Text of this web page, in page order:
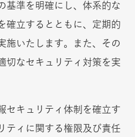
基準を明確にし、体系的な
確立するとともに、定期的
施いたします。また、その
切なセキュリティ対策を実
セキュリティ体制を確立す
ティに関する権限及び責任